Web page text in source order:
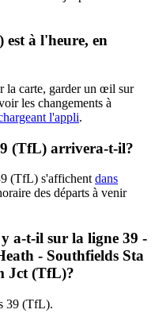
est à l'heure, en
la carte, garder un œil sur
les changements à
l'appli.
(TfL) arrivera-t-il?
(TfL) s'affichent dans
des départs à venir
a-t-il sur la ligne 39 -
- Southfields Sta
Jct (TfL)?
39 (TfL).